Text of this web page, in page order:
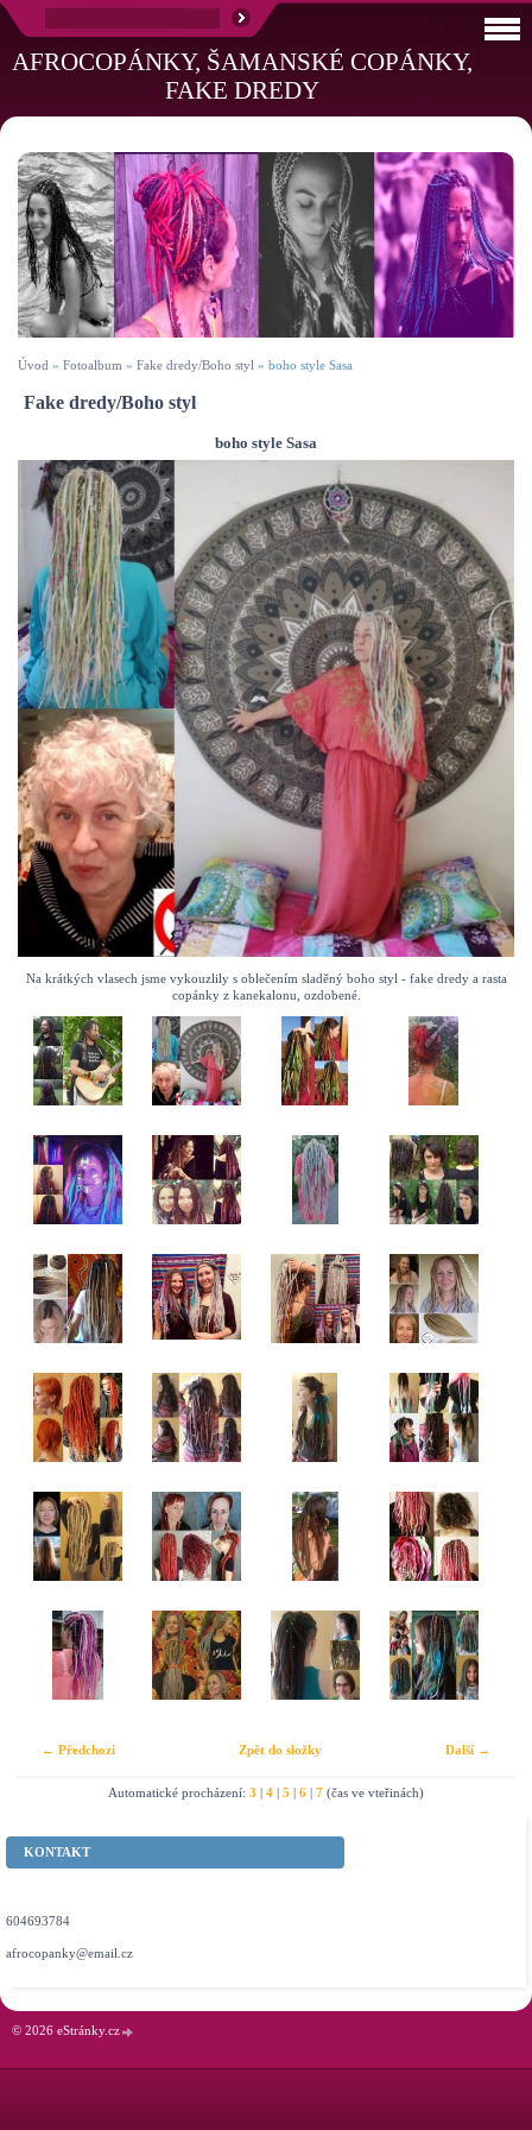
AFROCOPÁNKY, ŠAMANSKÉ COPÁNKY,
FAKE DREDY
Úvod » Fotoalbum » Fake dredy/Boho styl » boho style Sasa
Fake dredy/Boho styl
boho style Sasa
Na krátkých vlasech jsme vykouzlily s oblečením sladěný boho styl - fake dredy a rasta
copánky z kanekalonu, ozdobené.
← Předchozí Další →
Zpět do složky
Automatické procházení: 3 | 4 | 5 | 6 | 7 (čas ve vteřinách)
KONTAKT
604693784
afrocopanky@email.cz
© 2026 eStránky.cz